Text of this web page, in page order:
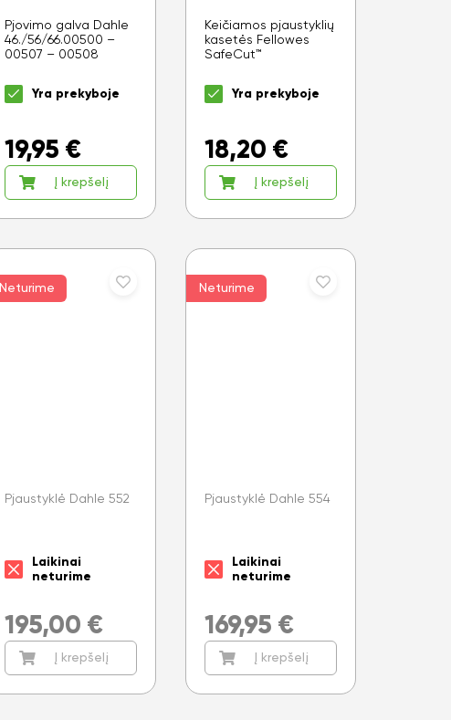
Pjovimo galva Dahle
46./56/66.00500 –
00507 – 00508
Yra prekyboje
19,95 €
Į krepšelį
Keičiamos pjaustyklių
kasetės Fellowes
SafeCut™
Yra prekyboje
18,20 €
Į krepšelį
Neturime
Pjaustyklė Dahle 552
Laikinai
neturime
195,00 €
Į krepšelį
Neturime
Pjaustyklė Dahle 554
Laikinai
neturime
169,95 €
Į krepšelį